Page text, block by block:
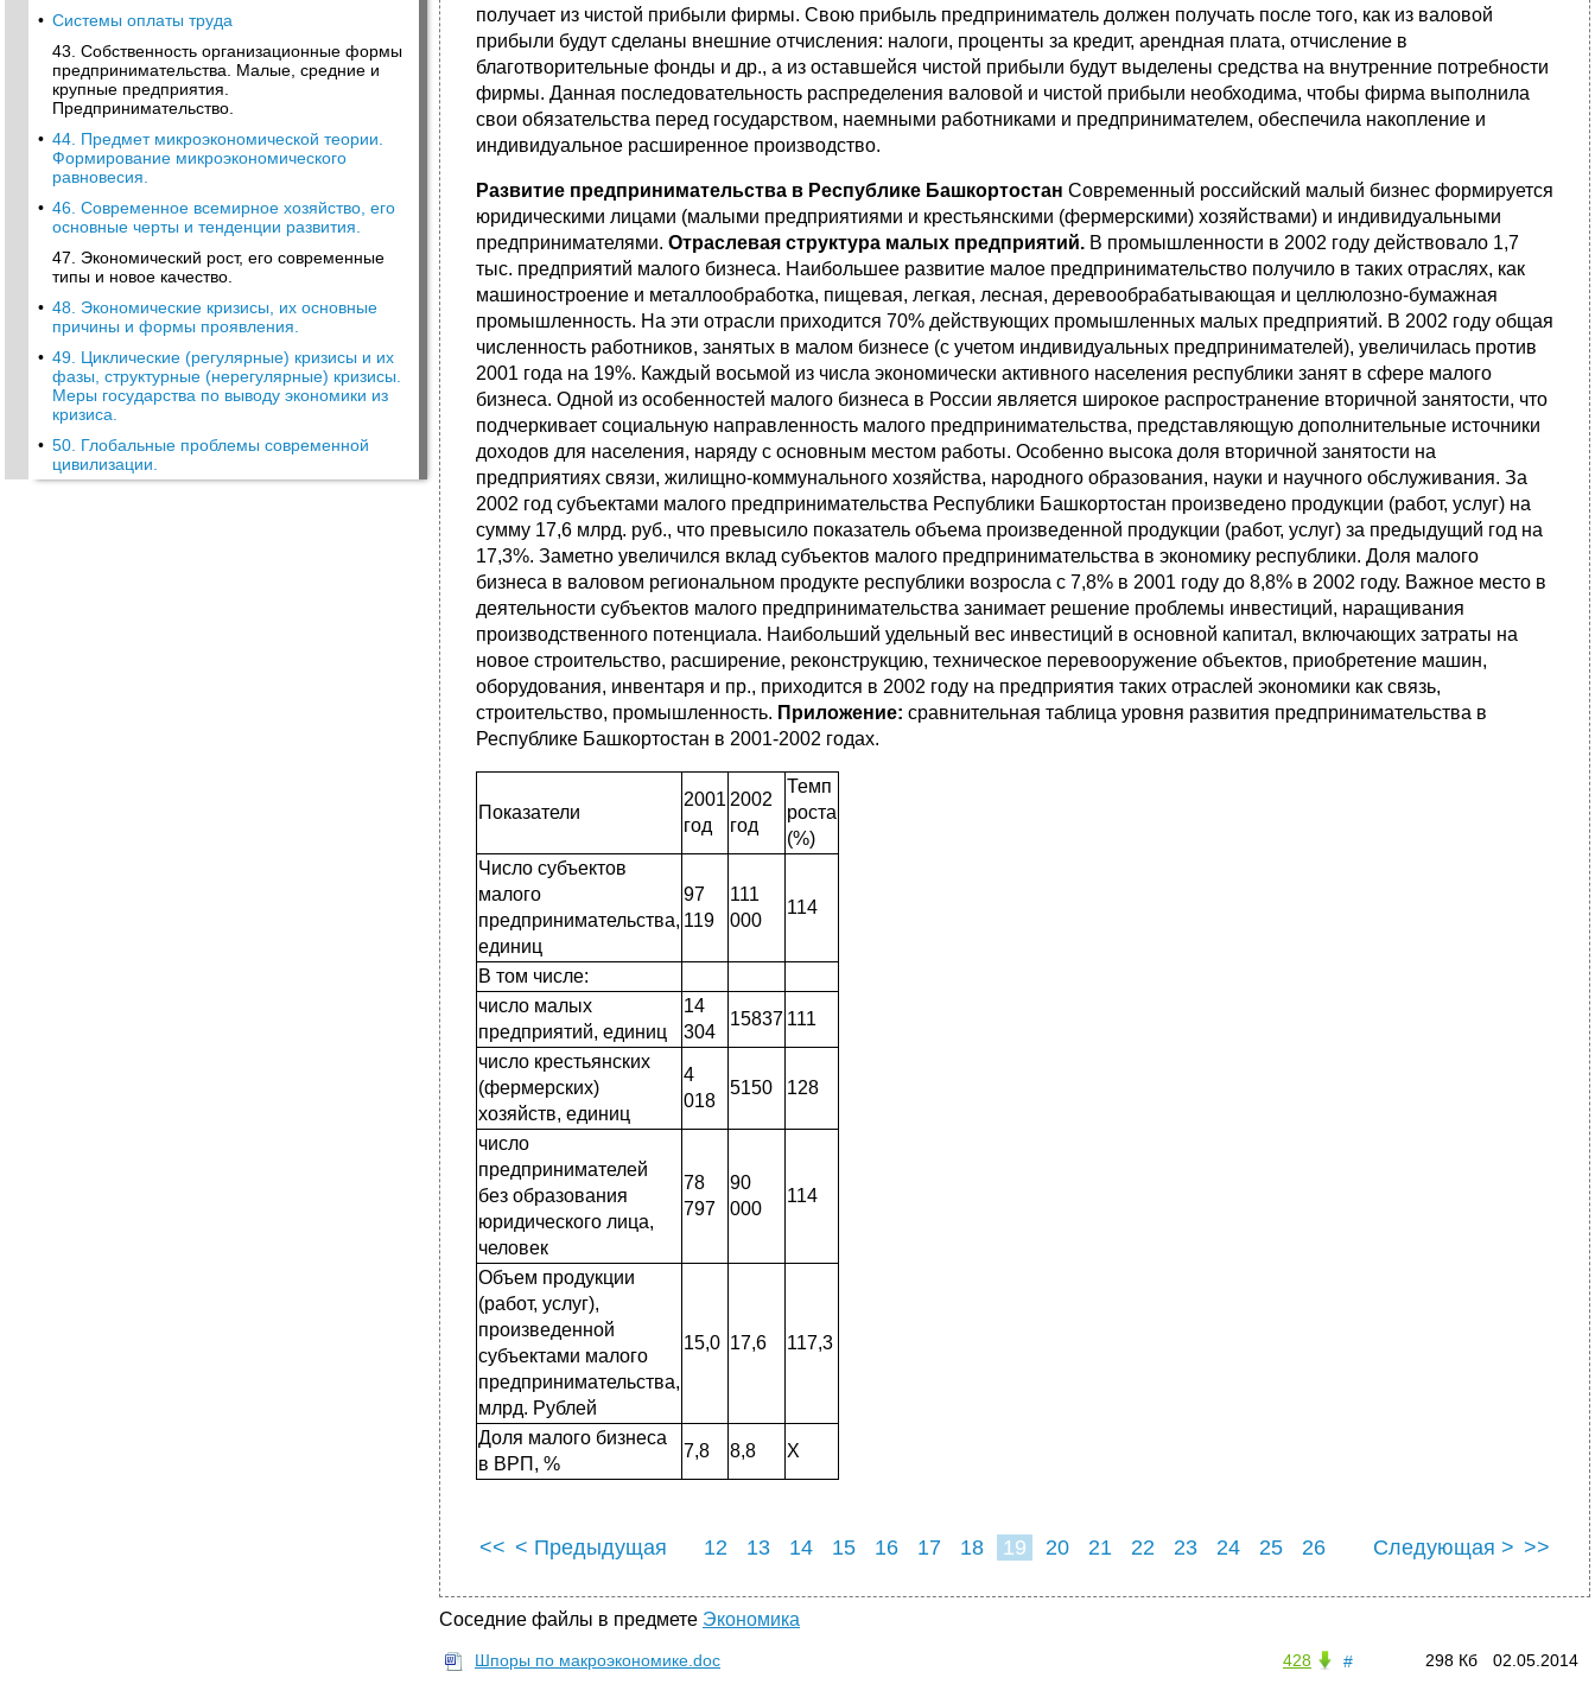
• Системы оплаты труда
43. Собственность организационные формы
предпринимательства. Малые, средние и
крупные предприятия.
Предпринимательство.
• 44. Предмет микроэкономической теории.
Формирование микроэкономического
равновесия.
• 46. Современное всемирное хозяйство, его
основные черты и тенденции развития.
47. Экономический рост, его современные
типы и новое качество.
• 48. Экономические кризисы, их основные
причины и формы проявления.
• 49. Циклические (регулярные) кризисы и их
фазы, структурные (нерегулярные) кризисы.
Меры государства по выводу экономики из
кризиса.
• 50. Глобальные проблемы современной
цивилизации.
получает из чистой прибыли фирмы. Свою прибыль предприниматель должен получать после того, как из валовой
прибыли будут сделаны внешние отчисления: налоги, проценты за кредит, арендная плата, отчисление в
благотворительные фонды и др., а из оставшейся чистой прибыли будут выделены средства на внутренние потребности
фирмы. Данная последовательность распределения валовой и чистой прибыли необходима, чтобы фирма выполнила
свои обязательства перед государством, наемными работниками и предпринимателем, обеспечила накопление и
индивидуальное расширенное производство.
Развитие предпринимательства в Республике Башкортостан Современный российский малый бизнес формируется
юридическими лицами (малыми предприятиями и крестьянскими (фермерскими) хозяйствами) и индивидуальными
предпринимателями. Отраслевая структура малых предприятий. В промышленности в 2002 году действовало 1,7
тыс. предприятий малого бизнеса. Наибольшее развитие малое предпринимательство получило в таких отраслях, как
машиностроение и металлообработка, пищевая, легкая, лесная, деревообрабатывающая и целлюлозно-бумажная
промышленность. На эти отрасли приходится 70% действующих промышленных малых предприятий. В 2002 году общая
численность работников, занятых в малом бизнесе (с учетом индивидуальных предпринимателей), увеличилась против
2001 года на 19%. Каждый восьмой из числа экономически активного населения республики занят в сфере малого
бизнеса. Одной из особенностей малого бизнеса в России является широкое распространение вторичной занятости, что
подчеркивает социальную направленность малого предпринимательства, представляющую дополнительные источники
доходов для населения, наряду с основным местом работы. Особенно высока доля вторичной занятости на
предприятиях связи, жилищно-коммунального хозяйства, народного образования, науки и научного обслуживания. За
2002 год субъектами малого предпринимательства Республики Башкортостан произведено продукции (работ, услуг) на
сумму 17,6 млрд. руб., что превысило показатель объема произведенной продукции (работ, услуг) за предыдущий год на
17,3%. Заметно увеличился вклад субъектов малого предпринимательства в экономику республики. Доля малого
бизнеса в валовом региональном продукте республики возросла с 7,8% в 2001 году до 8,8% в 2002 году. Важное место в
деятельности субъектов малого предпринимательства занимает решение проблемы инвестиций, наращивания
производственного потенциала. Наибольший удельный вес инвестиций в основной капитал, включающих затраты на
новое строительство, расширение, реконструкцию, техническое перевооружение объектов, приобретение машин,
оборудования, инвентаря и пр., приходится в 2002 году на предприятия таких отраслей экономики как связь,
строительство, промышленность. Приложение: сравнительная таблица уровня развития предпринимательства в
Республике Башкортостан в 2001-2002 годах.
Показатели
2001
год
2002
год
Темп
роста
(%)
Число субъектов
малого
предпринимательства,
единиц
97
119
111
000
114
В том числе:
число малых
предприятий, единиц
14
304
15837 111
число крестьянских
(фермерских)
хозяйств, единиц
4
018
5150 128
число
предпринимателей
без образования
юридического лица,
человек
78
797
90
000
114
Объем продукции
(работ, услуг),
произведенной
субъектами малого
предпринимательства,
млрд. Рублей
15,0 17,6 117,3
Доля малого бизнеса
в ВРП, %
7,8 8,8 Х
<< < Предыдущая 12 13 14 15 16 17 18 19 20 21 22 23 24 25
26
Следующая > >>
Соседние файлы в предмете Экономика
# 02.05.2014
298 Кб
428
Шпоры по макроэкономике.doc